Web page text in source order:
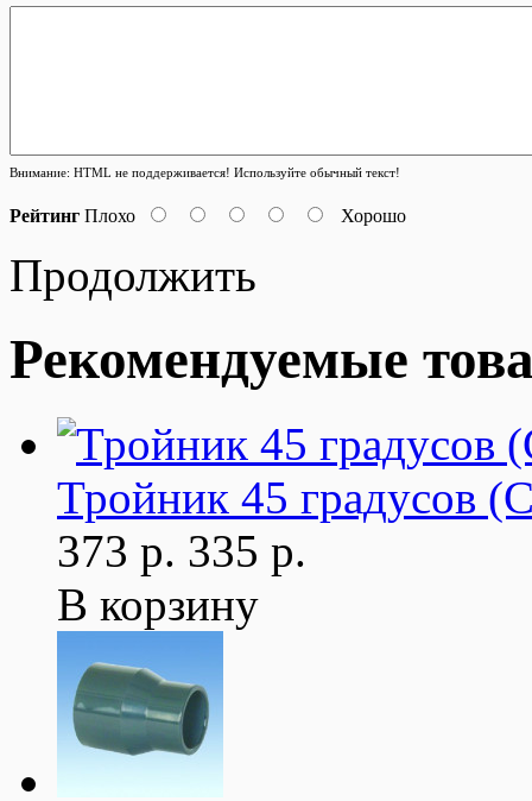
Внимание: HTML не поддерживается! Используйте обычный текст!
Рейтинг Плохо Хорошо
Продолжить
Рекомендуемые
Тройник 45 градусов
373 р. 335 р.
В корзину